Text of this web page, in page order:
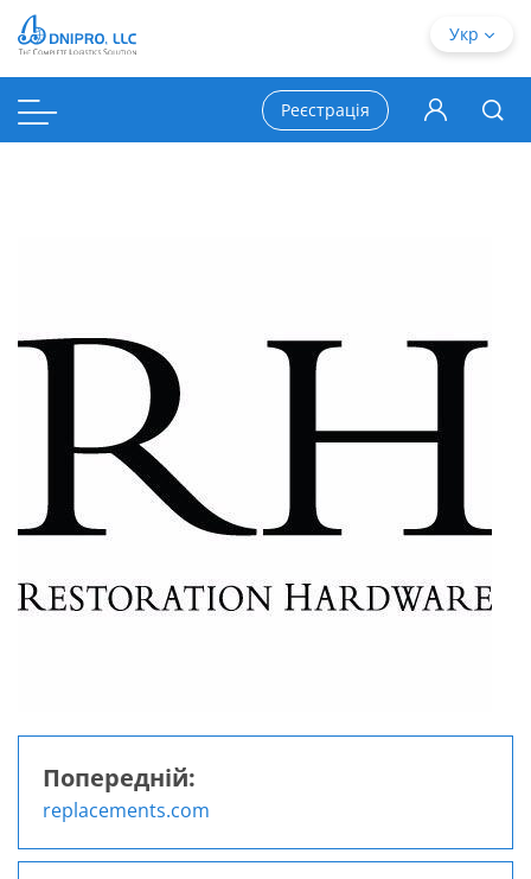
Навігація
записів
Попередній:
replacements.com
Укр
Реєстрація